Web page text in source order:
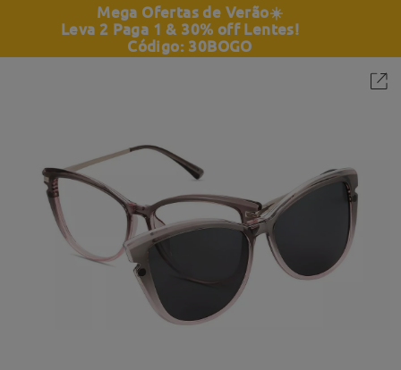
Mega Ofertas de Verão☀️
Leva 2 Paga 1 & 30% off Lentes!
Código: 30BOGO